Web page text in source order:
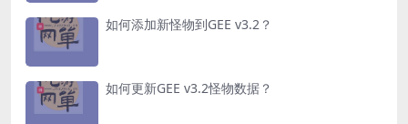
如何添加新怪物到GEE v3.2？
如何更新GEE v3.2怪物数据？